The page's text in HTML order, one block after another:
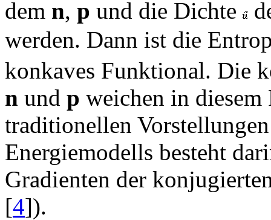
dem n, p und die Dichte
werden. Dann ist die
konkaves Funktional. Die
n und p weichen in diesem
traditionellen
Energiemodells besteht
Gradienten der
[4]).